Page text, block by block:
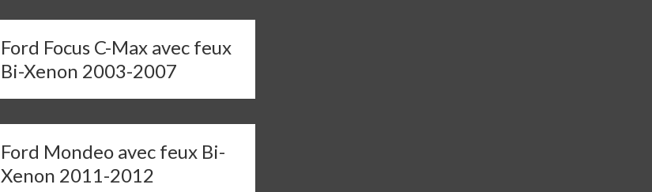
Ford Focus C-Max avec feux
Bi-Xenon 2003-2007
Ford Mondeo avec feux Bi-
Xenon 2011-2012